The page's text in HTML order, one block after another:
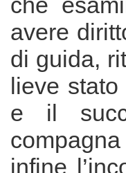
avere
di guida,
lieve
e il
infine